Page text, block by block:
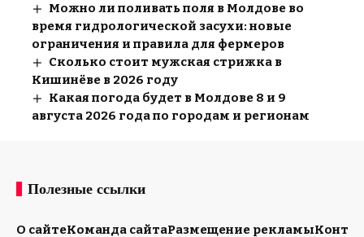
Можно ли поливать поля в Молдове во
время гидрологической засухи: новые
ограничения и правила для фермеров
Сколько стоит мужская стрижка в
Кишинёве в 2026 году
Какая погода будет в Молдове 8 и 9
августа 2026 года по городам и регионам
Полезные ссылки
О сайтеКоманда сайтаРазмещение рекламы